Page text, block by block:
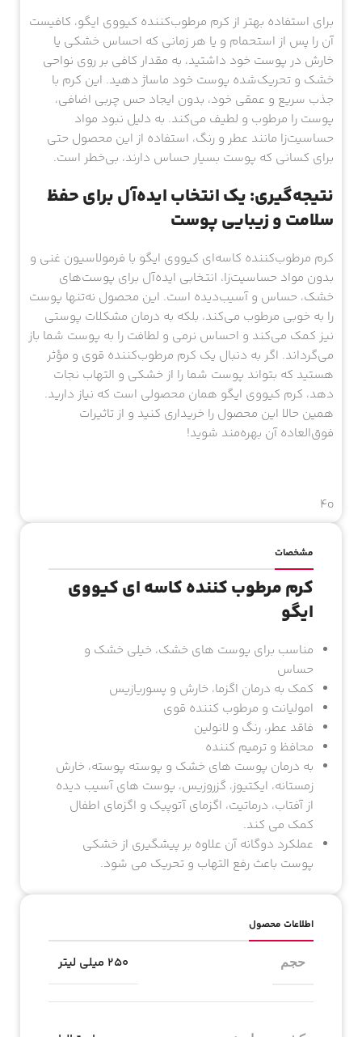
برای استفاده بهتر از کرم مرطوب‌کننده کیووی ایگو، کافیست
آن را پس از استحمام و یا هر زمانی که احساس خشکی یا
خارش در پوست خود داشتید، به مقدار کافی بر روی نواحی
خشک و تحریک‌شده پوست خود ماساژ دهید. این کرم با
جذب سریع و عمقی خود، بدون ایجاد حس چربی اضافی،
پوست را مرطوب و لطیف می‌کند. به دلیل نبود مواد
حساسیت‌زا مانند عطر و رنگ، استفاده از این محصول حتی
برای کسانی که پوست بسیار حساس دارند، بی‌خطر است.
نتیجه‌گیری: یک انتخاب ایده‌آل برای حفظ
سلامت و زیبایی پوست
کرم مرطوب‌کننده کاسه‌ای کیووی ایگو با فرمولاسیون غنی و
بدون مواد حساسیت‌زا، انتخابی ایده‌آل برای پوست‌های
خشک، حساس و آسیب‌دیده است. این محصول نه‌تنها پوست
را به خوبی مرطوب می‌کند، بلکه به درمان مشکلات پوستی
نیز کمک می‌کند و احساس نرمی و لطافت را به پوست شما باز
می‌گرداند. اگر به دنبال یک کرم مرطوب‌کننده قوی و مؤثر
هستید که بتواند پوست شما را از خشکی و التهاب نجات
دهد، کرم کیووی ایگو همان محصولی است که نیاز دارید.
همین حالا این محصول را خریداری کنید و از تاثیرات
فوق‌العاده آن بهره‌مند شوید!
4o
مشخصات
کرم مرطوب کننده کاسه ای کیووی
ایگو
مناسب برای پوست های خشک، خیلی خشک و
حساس
کمک به درمان اگزما، خارش و پسوریازیس
امولیانت و مرطوب کننده قوی
فاقد عطر، رنگ و لانولین
محافظ و ترمیم کننده
به درمان پوست های خشک و پوسته پوسته، خارش
زمستانه، ایکتیوز، گزروزیس، پوست های آسیب دیده
از آفتاب، درماتیت، اگزمای آتوپیک و اگزمای اطفال
کمک می کند.
عملکرد دوگانه آن علاوه بر پیشگیری از خشکی
پوست باعث رفع التهاب و تحریک می شود.
اطلاعات محصول
حجم ۲۵۰ میلی لیتر